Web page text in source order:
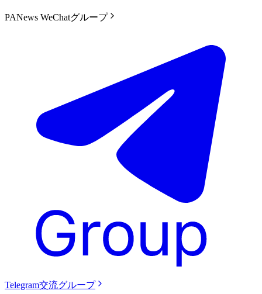
PANews WeChatグループ
Telegram交流グループ